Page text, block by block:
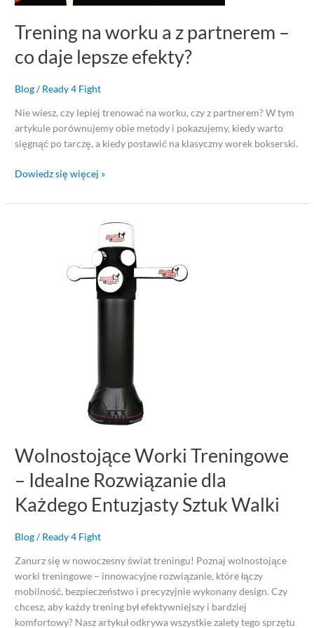
Trening na worku a z partnerem –
co daje lepsze efekty?
Blog/Ready 4 Fight
Nie wiesz, czy lepiej trenować na worku, czy z partnerem? W tym
artykule porównujemy obie metody i pokazujemy, kiedy warto
sięgnąć po tarczę, a kiedy postawić na klasyczny worek bokserski.
Dowiedz się więcej »
Wolnostojące Worki Treningowe
– Idealne Rozwiązanie dla
Każdego Entuzjasty Sztuk Walki
Blog/Ready 4 Fight
Zanurz się w nowoczesny świat treningu! Poznaj wolnostojące
worki treningowe – innowacyjne rozwiązanie, które łączy
mobilność, bezpieczeństwo i precyzyjnie wykonany design. Czy
chcesz, aby każdy trening był efektywniejszy i bardziej
komfortowy? Nasz artykuł odkrywa wszystkie zalety tego sprzętu